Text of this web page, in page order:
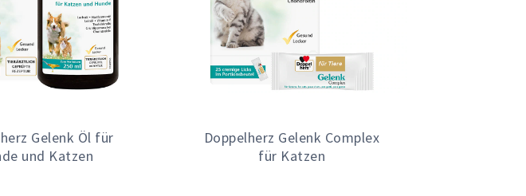
Gelenk Öl für
und Katzen
Doppelherz Gelenk Complex
für Katzen